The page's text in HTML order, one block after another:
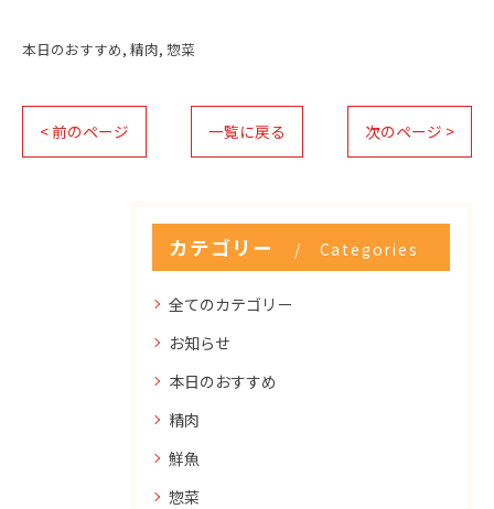
本日のおすすめ 精肉 惣菜
< 前のページ 一覧に戻る 次のページ >
カテゴリー Categories
全てのカテゴリー
お知らせ
本日のおすすめ
精肉
鮮魚
惣菜